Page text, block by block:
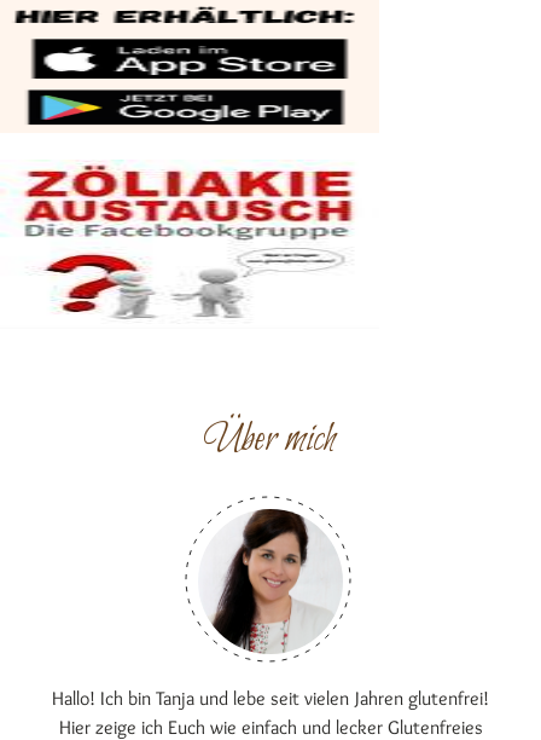
Über mich
Hallo! Ich bin Tanja und lebe seit vielen Jahren glutenfrei!
Hier zeige ich Euch wie einfach und lecker Glutenfreies